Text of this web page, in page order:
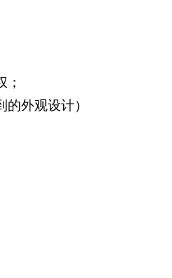
到的外观设计）